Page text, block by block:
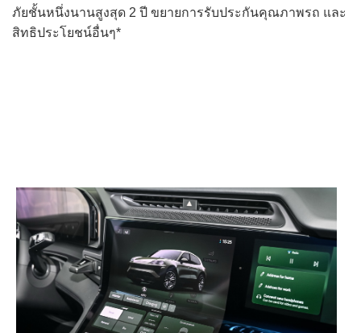
ภัยชั้นหนึ่งนานสูงสุด 2 ปี ขยายการรับประกันคุณภาพรถ และ
สิทธิประโยชน์อื่นๆ*